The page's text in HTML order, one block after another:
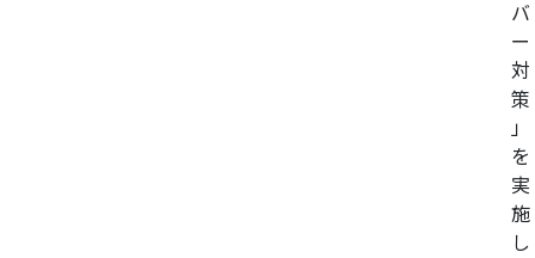
バ
ー
対
策
」
を
実
施
し